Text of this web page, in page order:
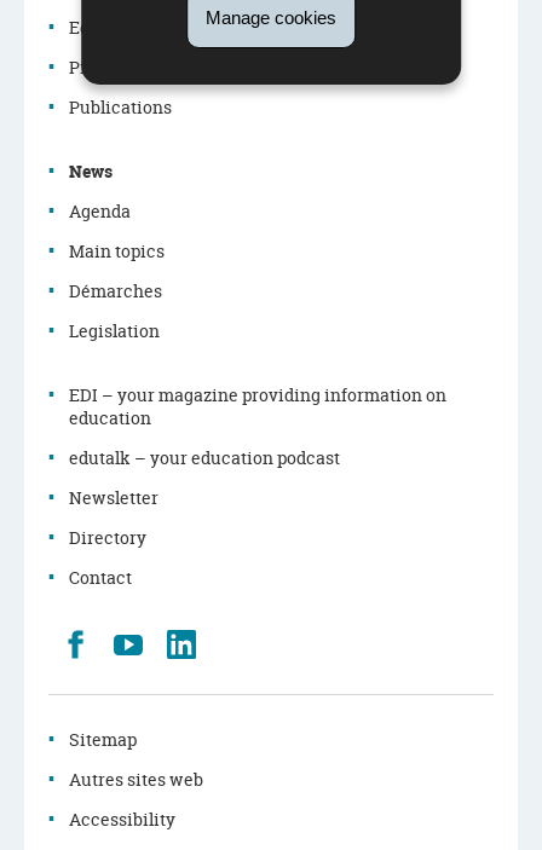
Manage cookies
Navigation
menu
Education policy
Professions in the education system
Publications
News
Agenda
Main topics
Démarches
Legislation
EDI – your magazine providing information on
education
edutalk – your education podcast
Newsletter
Directory
Contact
Retrouvez
nous
Youtube
Sitemap
Autres sites web
Accessibility